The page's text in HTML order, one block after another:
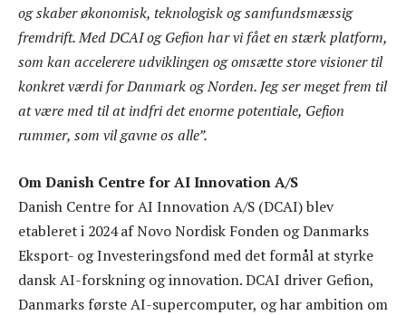
og skaber økonomisk, teknologisk og samfundsmæssig
fremdrift. Med DCAI og Gefion har vi fået en stærk platform,
som kan accelerere udviklingen og omsætte store visioner til
konkret værdi for Danmark og Norden. Jeg ser meget frem til
at være med til at indfridet enorme potentiale, Gefion
rummer, som vil gavne os alle”.
Om Danish Centre for AI Innovation A/S
Danish Centre for AI Innovation A/S (DCAI) blev
etableret i 2024 af Novo Nordisk Fonden og Danmarks
Eksport- og Investeringsfond med det formål at styrke
dansk AI-forskning og innovation. DCAI driver Gefion,
Danmarks første AI-supercomputer, og har ambition om